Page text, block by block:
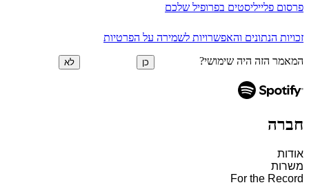
פרסום פלייליסטים בפרופיל שלכם
זכויות הנתונים והאפשרויות לשמירה על הפרטיות
המאמר הזה היה שימושי? כן לא
חברה
אודות
משרות
For the Record